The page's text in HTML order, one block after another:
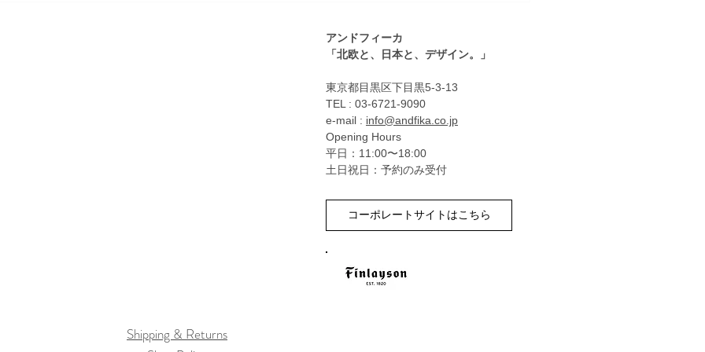
アンドフィーカ
​「北欧と、日本と、デザイン。」
東京都目黒区下目黒5-3-13
TEL : 03-6721-9090
e-mail : info@andfika.co.jp
Opening Hours
平日：11:00〜18:00
土日祝日：予約のみ受付
コーポレートサイトはこちら
Shipping & Returns